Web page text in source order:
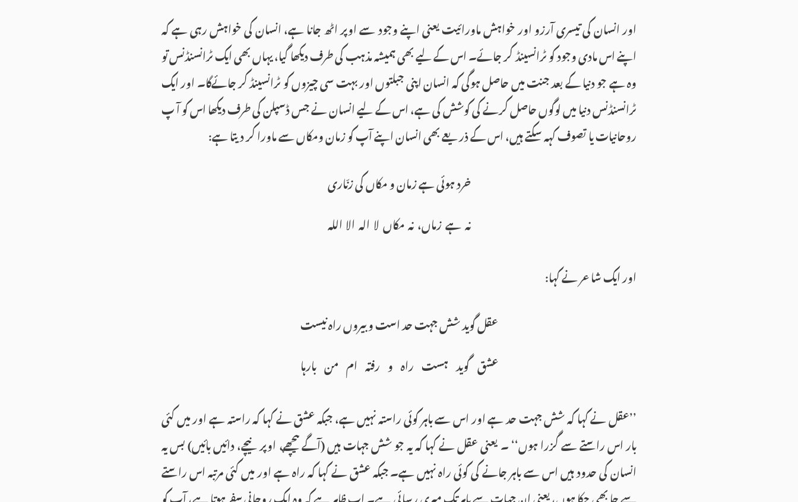
اور انسان کی تیسری آرزو اور خواہش ماورائیت یعنی اپنے وجود سے اوپر اٹھ جانا ہے، انسان کی خواہش رہی ہے کہ
اپنے اس مادی وجود کو ٹرانسینڈ کر جائے۔ اس کے لیے بھی ہمیشہ مذہب کی طرف دیکھا گیا، یہاں بھی ایک ٹرانسنڈنس تو
وہ ہے جو دنیا کے بعد جنت میں حاصل ہوگی کہ انسان اپنی جبلتوں اور بہت سی چیزوں کو ٹرانسینڈ کر جائےگا۔ اور ایک
ٹرانسنڈنس دنیا میں لوگوں حاصل کرنے کی کوشش کی ہے، اس کے لیے انسان نے جس ڈسپلن کی طرف دیکھا اس کو آ پ
روحانیات یا تصوف کہہ سکتے ہیں، اس کے ذریعے بھی انسان اپنے آپ کو زمان ومکاں سے ماورا کر دیتا ہے:
خرد ہوئی ہے زمان و مکاں کی زنّاری
نہ ہے زماں، نہ مکاں لا الہ الا اللہ
اور ایک شاعر نے کہا:
عقل گوید شش جہت حد است و بیروں راہ نیست
عشق گوید ہست راہ و رفتہ ام من بارہا
’’عقل نے کہا کہ شش جہت حد ہے اور اس سے باہر کوئی راستہ نہیں ہے، جبکہ عشق نے کہا کہ راستہ ہے اور میں کئی
بار اس راستے سے گزرا ہوں‘‘ ۔ یعنی عقل نے کہا کہ یہ جو شش جہات ہیں (آگے پیچھے، اوپر نیچے، دائیں بائیں) بس یہ
انسان کی حدود ہیں اس سے باہر جانے کی کوئی راہ نہیں ہے۔ جبکہ عشق نے کہا کہ راہ ہے اور میں کئی مرتبہ اس راستے